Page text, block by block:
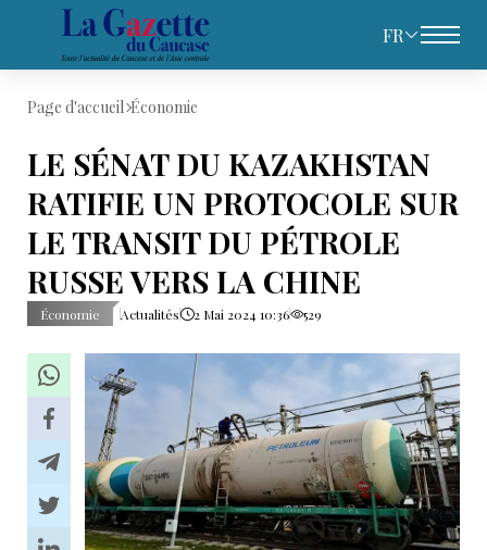
FR
Page d'accueil Économie
LE SÉNAT DU KAZAKHSTAN
RATIFIE UN PROTOCOLE SUR
LE TRANSIT DU PÉTROLE
RUSSE VERS LA CHINE
Économie Actualités 2 Mai 2024 10:36 529